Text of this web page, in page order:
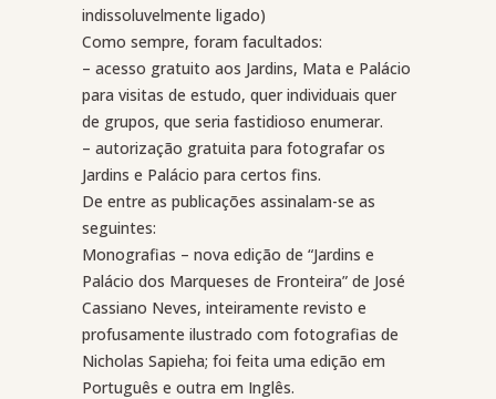
indissoluvelmente ligado)
Como sempre, foram facultados:
– acesso gratuito aos Jardins, Mata e Palácio
para visitas de estudo, quer individuais quer
de grupos, que seria fastidioso enumerar.
– autorização gratuita para fotografar os
Jardins e Palácio para certos fins.
De entre as publicações assinalam-se as
seguintes:
Monografias – nova edição de “Jardins e
Palácio dos Marqueses de Fronteira” de José
Cassiano Neves, inteiramente revisto e
profusamente ilustrado com fotografias de
Nicholas Sapieha; foi feita uma edição em
Português e outra em Inglês.